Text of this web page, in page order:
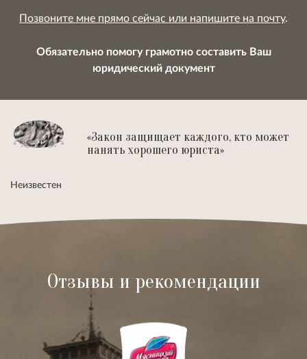
Позвоните мне прямо сейчас или напишите на почту.
Обязательно помогу грамотно составить Ваш
юридический документ
«Закон защищает каждого, кто может
нанять хорошего юриста»
Неизвестен
Отзывы и рекомендации